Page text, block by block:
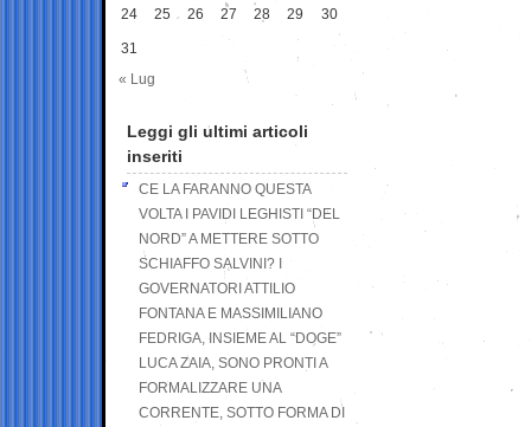
24 25 26 27 28 29 30
31
« Lug
Leggi gli ultimi articoli
inseriti
CE LA FARANNO QUESTA
VOLTA I PAVIDI LEGHISTI “DEL
NORD” A METTERE SOTTO
SCHIAFFO SALVINI? I
GOVERNATORI ATTILIO
FONTANA E MASSIMILIANO
FEDRIGA, INSIEME AL “DOGE”
LUCA ZAIA, SONO PRONTI A
FORMALIZZARE UNA
CORRENTE, SOTTO FORMA DI